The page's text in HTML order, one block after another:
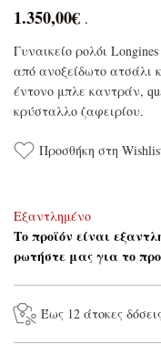
1.350,00€ .
Γυναικείο ρολόι
από ανοξείδωτο ατσάλι
έντονο μπλε καντράν,
κρύσταλλο ζαφειρίου.
Προσθήκη στη
Εξαντλημένο
Το προϊόν είναι
ρωτήστε μας για το
Έως 12 άτοκες